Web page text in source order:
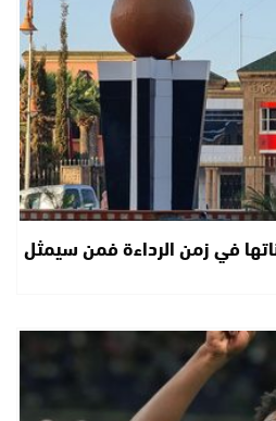
في زمن الرداءة فمن سيمثل